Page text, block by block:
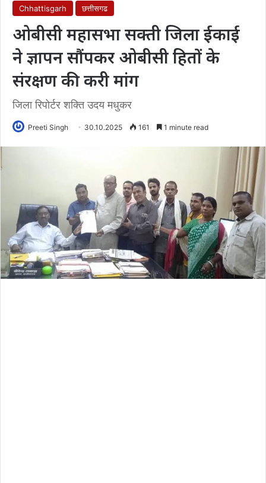
Chhattisgarh छत्तीसगढ
ओबीसी महासभा सक्ती जिला ईकाई
ने ज्ञापन सौंपकर ओबीसी हितों के
संरक्षण की करी मांग
जिला रिपोर्टर शक्ति उदय मधुकर
Preeti Singh 30.10.2025 161 1 minute read